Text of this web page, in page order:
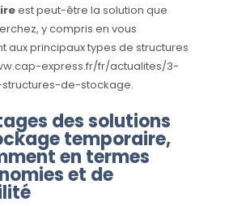
est peut-être la solution que
y compris en vous
aux principaux types de structures
express.fr/fr/actualites/3-
de-stockage.
des solutions
temporaire,
en termes
et de